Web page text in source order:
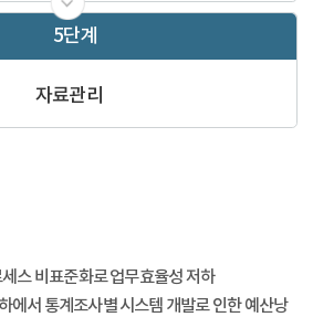
5단계
자료관리
스 비표준화로 업무효율성 저하
에서 통계조사별 시스템 개발로 인한 예산낭